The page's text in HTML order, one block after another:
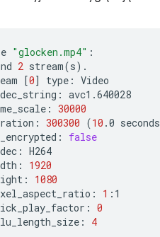
"glocken.mp4" :
2 stream(s) .
[0] type:
30000
300300 (10 .0 seconds
false
1920
1080
1
0
4